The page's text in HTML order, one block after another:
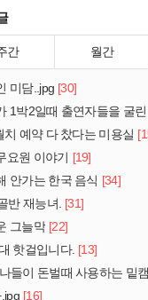
간 월간
미담..jpg [30]
1박2일때 출연자들을 굴
치 예약 다 찼다는 미용실
요원 이야기
[19]
안가는 한국 음식 [34]
반 재능녀. [31]
그늘막 [22]
핫걸입니다. [13]
이 돈벌때 사용하는 밑캠을 알
[16]